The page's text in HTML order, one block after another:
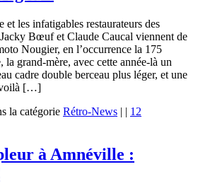
les infatigables restaurateurs des
Bœuf et Claude Caucal viennent de
Nougier, en l’occurrence la 175
grand-mère, avec cette année-là un
cadre double berceau plus léger, et une
voilà […]
la catégorie Rétro-News | | 12
à Amnéville :